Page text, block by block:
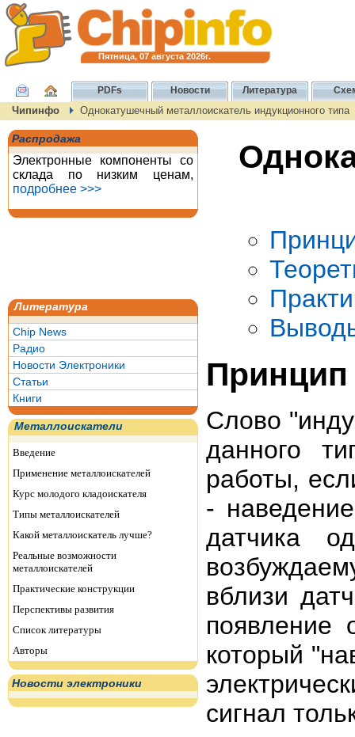
Пятница, 07 августа 2026г.
PDFs Новости Литература
Чипинфо Однокатушечный металлоискатель индукционного типа
Распродажа
Электронные компоненты со
склада по низким ценам,
подробнее >>>
Литература
Chip News
Радио
Новости Электроники
Статьи
Книги
Металлоискатели
Введение
Применение металлоискателей
Курс молодого кладоискателя
Типы металлоискателей
Какой металлоискатель лучше?
Реальные возможности
металлоискателей
Практические конструкции
Перспективы развития
Список литературы
Авторы
Новости электроники
Принцип
Слово
данного
работы,
-
датчика
вблизи
появление
который
сигнал